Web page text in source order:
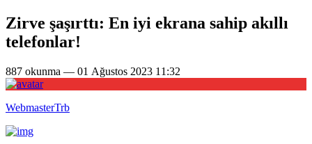
Zirve şaşırttı: En iyi ekrana sahip akıllı
telefonlar!
887 okunma — 01 Ağustos 2023 11:32
WebmasterTrb